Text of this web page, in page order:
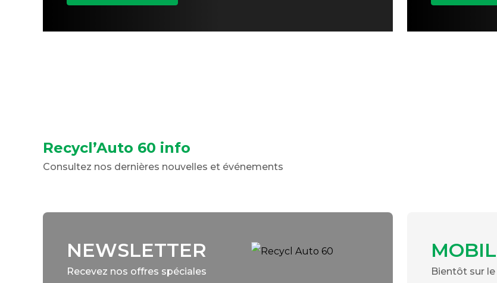
Recycl’Auto 60 info
Consultez nos dernières nouvelles et événements
NEWSLETTER
Recevez nos offres spéciales Bientôt sur le